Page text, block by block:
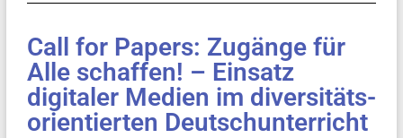
Call for Papers: Zugänge für
Alle schaffen! – Einsatz
digitaler Medien im diversitäts-
orientierten Deutschunterricht